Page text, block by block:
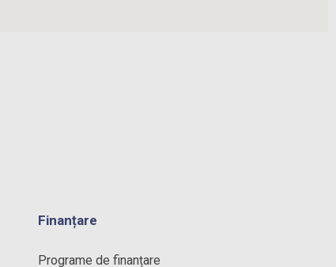
Finanțare
Programe de finanțare